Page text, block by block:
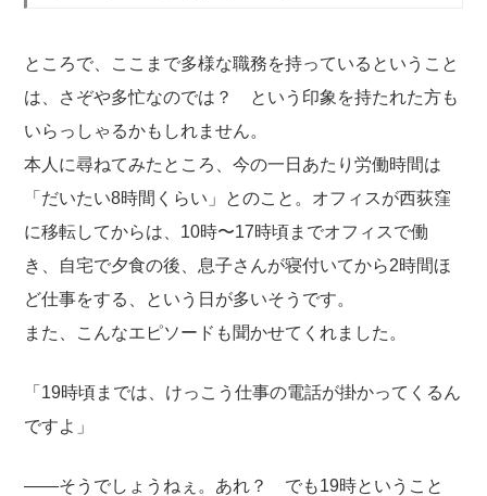
ところで、ここまで多様な職務を持っているということ
は、さぞや多忙なのでは？ という印象を持たれた方も
いらっしゃるかもしれません。
本人に尋ねてみたところ、今の一日あたり労働時間は
「だいたい8時間くらい」とのこと。オフィスが西荻窪
に移転してからは、10時〜17時頃までオフィスで働
き、自宅で夕食の後、息子さんが寝付いてから2時間ほ
ど仕事をする、という日が多いそうです。
また、こんなエピソードも聞かせてくれました。
「19時頃までは、けっこう仕事の電話が掛かってくるん
ですよ」
——そうでしょうねぇ。あれ？ でも19時ということ